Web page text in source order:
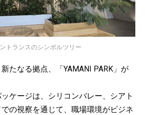
トランスのシンボルツリー
新たなる拠点、「YAMANI PARK」が
ケージは、シリコンバレー、シアト
の視察を通じて、職場環境がビジネ